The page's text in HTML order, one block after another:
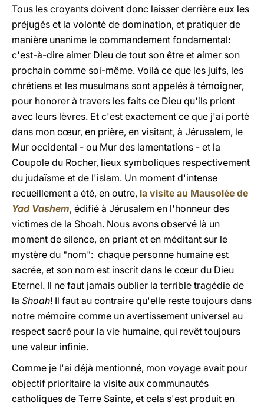
Tous les croyants doivent donc laisser derrière eux les
préjugés et la volonté de domination, et pratiquer de
manière unanime le commandement fondamental:
c'est-à-dire aimer Dieu de tout son être et aimer son
prochain comme soi-même. Voilà ce que les juifs, les
chrétiens et les musulmans sont appelés à témoigner,
pour honorer à travers les faits ce Dieu qu'ils prient
avec leurs lèvres. Et c'est exactement ce que j'ai porté
dans mon cœur, en prière, en visitant, à Jérusalem, le
Mur occidental - ou Mur des lamentations - et la
Coupole du Rocher, lieux symboliques respectivement
du judaïsme et de l'islam. Un moment d'intense
recueillement a été, en outre, la visite au Mausolée de
Yad Vashem, édifié à Jérusalem en l'honneur des
victimes de la Shoah. Nous avons observé là un
moment de silence, en priant et en méditant sur le
mystère du "nom": chaque personne humaine est
sacrée, et son nom est inscrit dans le cœur du Dieu
Eternel. Il ne faut jamais oublier la terrible tragédie de
la Shoah! Il faut au contraire qu'elle reste toujours dans
notre mémoire comme un avertissement universel au
respect sacré pour la vie humaine, qui revêt toujours
une valeur infinie.
Comme je l'ai déjà mentionné, mon voyage avait pour
objectif prioritaire la visite aux communautés
catholiques de Terre Sainte, et cela s'est produit en